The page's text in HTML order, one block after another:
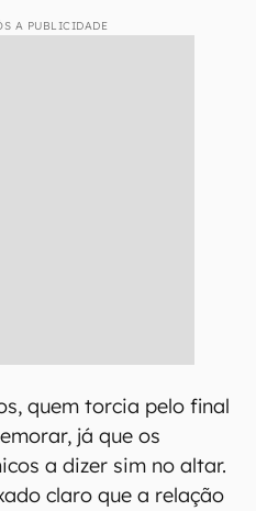
A PUBLICIDADE
quem torcia pelo final
já que os
a dizer sim no altar.
claro que a relação